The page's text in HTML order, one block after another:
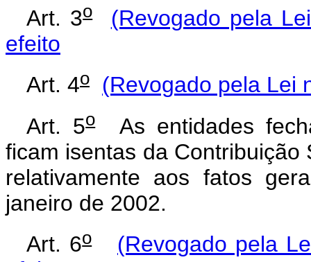
Art. 3o
(Revogado pela
efeito
Art. 4o
(Revogado pela Lei
Art. 5oAs entidades
ficam isentas da
relativamente aos fatos
janeiro de 2002.
Art. 6o
(Revogado pela